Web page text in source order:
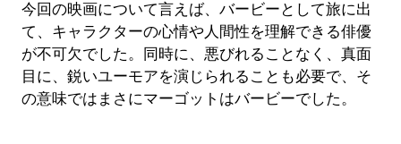
今回の映画について言えば、バービーとして旅に出
て、キャラクターの心情や人間性を理解できる俳優
が不可欠でした。同時に、悪びれることなく、真面
目に、鋭いユーモアを演じられることも必要で、そ
の意味ではまさにマーゴットはバービーでした。